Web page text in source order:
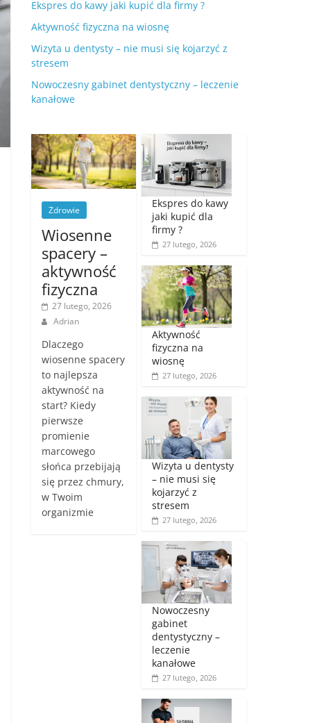
Ekspres do kawy jaki kupić dla firmy ?
Aktywność fizyczna na wiosnę
Wizyta u dentysty – nie musi się kojarzyć z
stresem
Nowoczesny gabinet dentystyczny – leczenie
kanałowe
Zdrowie
Wiosenne
spacery –
aktywność
fizyczna
27 lutego, 2026
Adrian
Dlaczego
wiosenne spacery
to najlepsza
aktywność na
start? Kiedy
pierwsze
promienie
marcowego
słońca przebijają
się przez chmury,
w Twoim
organizmie
Ekspres do kawy
jaki kupić dla
firmy ?
27 lutego, 2026
Aktywność
fizyczna na
wiosnę
27 lutego, 2026
Wizyta u dentysty
– nie musi się
kojarzyć z
stresem
27 lutego, 2026
Nowoczesny
gabinet
dentystyczny –
leczenie
kanałowe
27 lutego, 2026